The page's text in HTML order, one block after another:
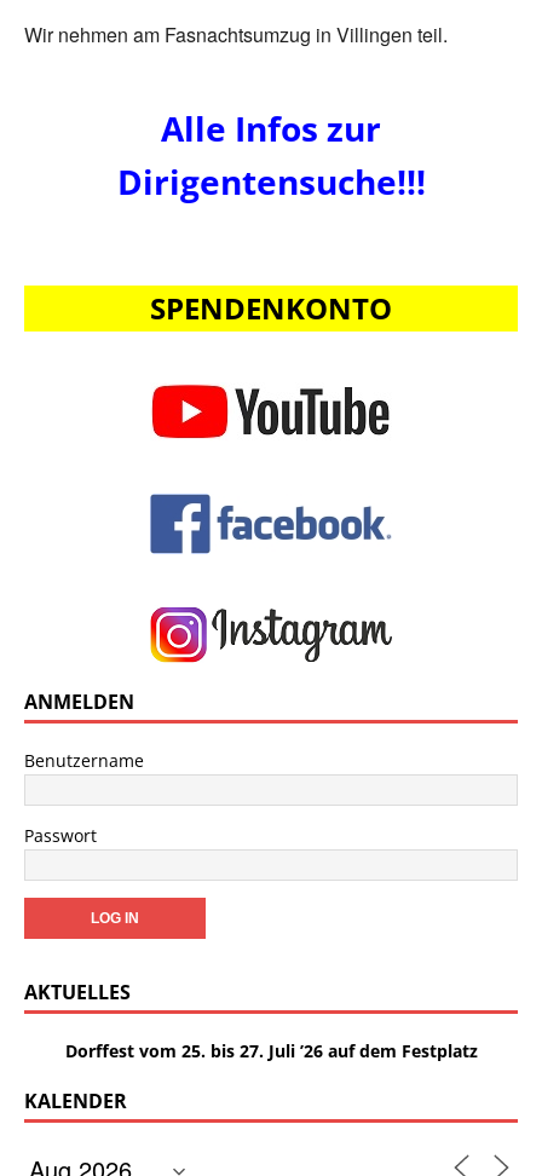
Wir nehmen am Fasnachtsumzug in Villingen teil.
Alle Infos zur
Dirigentensuche!!!
SPENDENKONTO
ANMELDEN
Benutzername
Passwort
AKTUELLES
Dorffest vom 25. bis 27. Juli ’26 auf dem Festplatz
KALENDER